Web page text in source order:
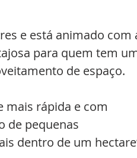
e está animado com
para quem tem
de espaço.
mais rápida e com
de pequenas
dentro de um